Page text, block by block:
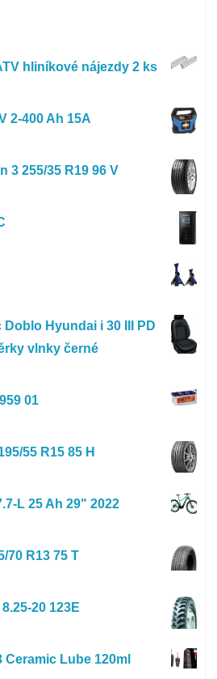
hliníkové nájezdy 2 ks
2-400 Ah 15A
3 255/35 R19 96 V
Hyundai i 30 III PD
vlnky černé
01
55 R15 85 H
L 25 Ah 29" 2022
70 R13 75 T
20 123E
Ceramic Lube 120ml